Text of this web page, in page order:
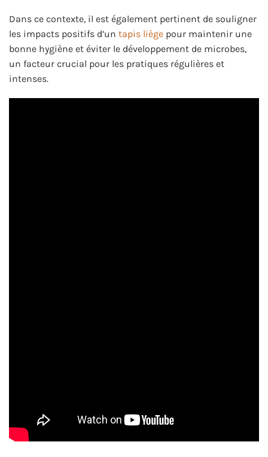
Dans ce contexte, il est également pertinent de souligner
les impacts positifs d’un tapis liège pour maintenir une
bonne hygiène et éviter le développement de microbes,
un facteur crucial pour les pratiques régulières et
intenses.